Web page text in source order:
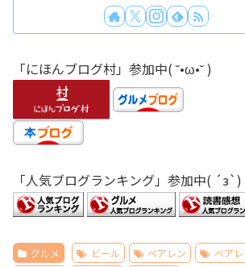
「にほんブログ村」参加中( ˘•ω•˘ )
「人気ブログランキング」参加中( ´з`)
グルメ ビール ベアレン ベア